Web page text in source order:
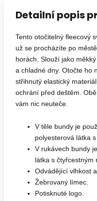
Detailní popis
Tento otočitelný fleecový
už se procházíte po
horách. Slouží jako
a chladné dny. Otočte ho
střihnutý elastický
ochrání před deštěm.
vám nic neuteče.
V těle bundy je
polyesterová látka
V rukávech bundy
látka s čtyřcestným
Odvádějící vlhkost
Žebrovaný límec.
Potisknuté logo.